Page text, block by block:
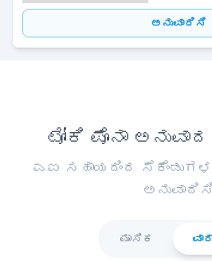
ಅನುವಾದಿಸಿ
ಟೋಕಿ ಪೊನಾ
ಎಐ ಸಹಾಯದಿಂದ
ಅನುವಾದಿಸಿ
ಮಾಸಿಕ